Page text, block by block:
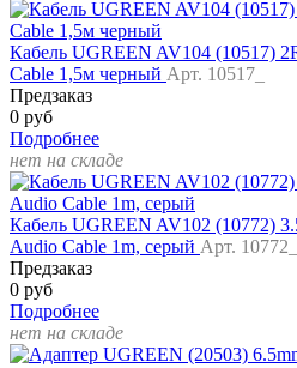
Кабель UGREEN AV104 (10517)
Cable 1,5м черный Арт. 10517_
Предзаказ
0 руб
Подробнее
нет на складе
Кабель UGREEN AV102 (10772)
Audio Cable 1m, серый Арт. 10772_
Предзаказ
0 руб
Подробнее
нет на складе